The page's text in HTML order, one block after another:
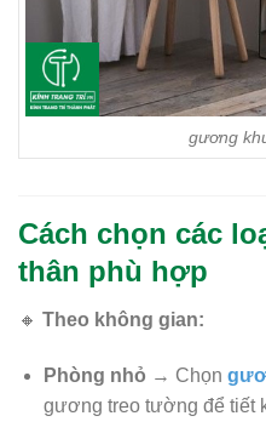
gương
Cách chọn các
thân phù hợp
🔸 Theo không gian:
Phòng nhỏ → Chọn
gương treo tường để tiết